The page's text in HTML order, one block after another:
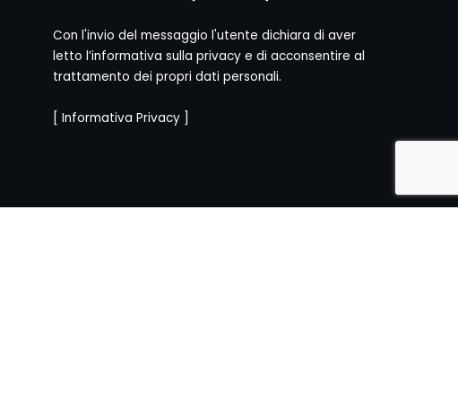
Con l'invio del messaggio l'utente dichiara di aver
letto l’informativa sulla privacy e di acconsentire al
trattamento dei propri dati personali.
[ Informativa Privacy]